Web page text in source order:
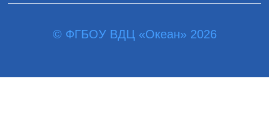
© ФГБОУ ВДЦ «Океан» 2026